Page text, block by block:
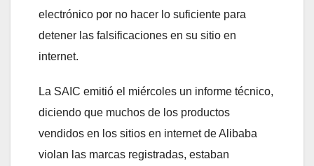
electrónico por no hacer lo suficiente para
detener las falsificaciones en su sitio en
internet.
La SAIC emitió el miércoles un informe técnico,
diciendo que muchos de los productos
vendidos en los sitios en internet de Alibaba
violan las marcas registradas, estaban